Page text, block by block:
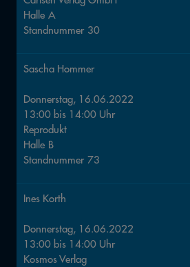
Halle A
Standnummer 30
Sascha Hommer
Donnerstag, 16.06.2022
13:00 bis 14:00 Uhr
Reprodukt
Halle B
Standnummer 73
Ines Korth
Donnerstag, 16.06.2022
13:00 bis 14:00 Uhr
Kosmos Verlag